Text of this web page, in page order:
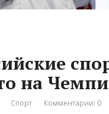
на
Спорт Комментарии: 0